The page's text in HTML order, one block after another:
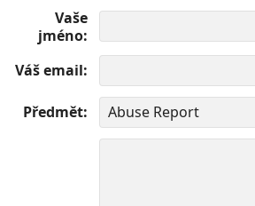
Vaše
jméno
Váš email
Předmět